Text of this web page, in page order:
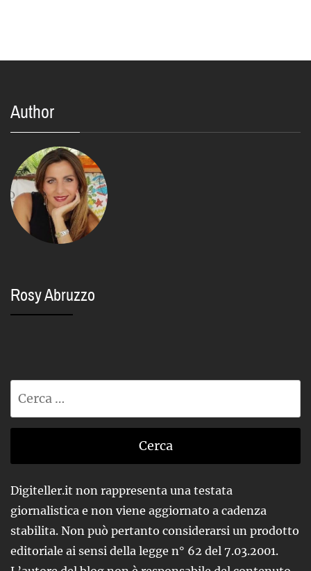
Author
Rosy Abruzzo
Digiteller.it non rappresenta una testata
giornalistica e non viene aggiornato a cadenza
stabilita. Non può pertanto considerarsi un prodotto
editoriale ai sensi della legge n° 62 del 7.03.2001.